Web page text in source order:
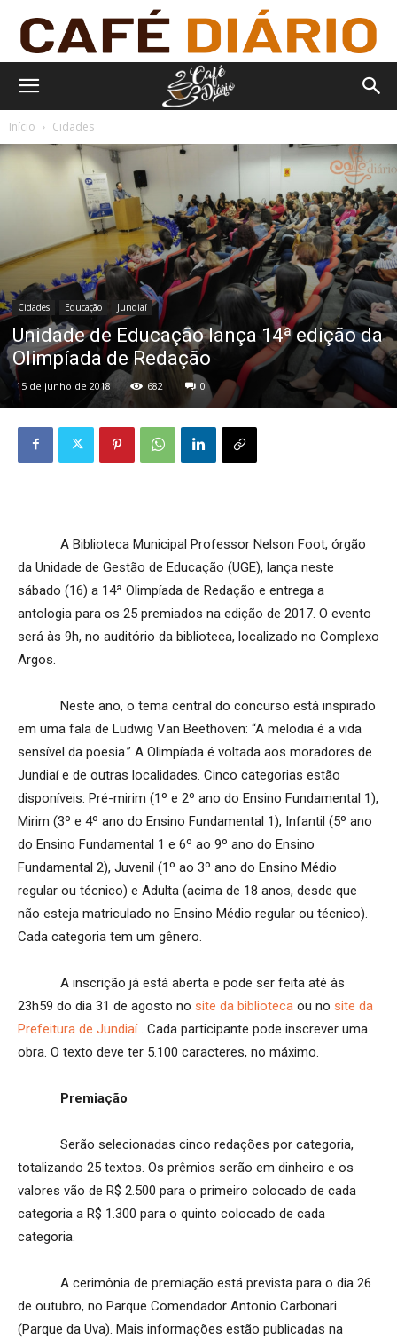
Início Cidades
Cidades Educação Jundiaí
Unidade de Educação lança 14ª edição da
Olimpíada de Redação
15 de junho de 2018 682 0
A Biblioteca Municipal Professor Nelson Foot, órgão
da Unidade de Gestão de Educação (UGE), lança neste
sábado (16) a 14ª Olimpíada de Redação e entrega a
antologia para os 25 premiados na edição de 2017. O evento
será às 9h, no auditório da biblioteca, localizado no Complexo
Argos.
Neste ano, o tema central do concurso está inspirado
em uma fala de Ludwig Van Beethoven: “A melodia é a vida
sensível da poesia.” A Olimpíada é voltada aos moradores de
Jundiaí e de outras localidades. Cinco categorias estão
disponíveis: Pré-mirim (1º e 2º ano do Ensino Fundamental 1),
Mirim (3º e 4º ano do Ensino Fundamental 1), Infantil (5º ano
do Ensino Fundamental 1 e 6º ao 9º ano do Ensino
Fundamental 2), Juvenil (1º ao 3º ano do Ensino Médio
regular ou técnico) e Adulta (acima de 18 anos, desde que
não esteja matriculado no Ensino Médio regular ou técnico).
Cada categoria tem um gênero.
A inscrição já está aberta e pode ser feita até às
23h59 do dia 31 de agosto no site da biblioteca ou no site da
Prefeitura de Jundiaí. Cada participante pode inscrever uma
obra. O texto deve ter 5.100 caracteres, no máximo.
Premiação
Serão selecionadas cinco redações por categoria,
totalizando 25 textos. Os prêmios serão em dinheiro e os
valores vão de R$ 2.500 para o primeiro colocado de cada
categoria a R$ 1.300 para o quinto colocado de cada
categoria.
A cerimônia de premiação está prevista para o dia 26
de outubro, no Parque Comendador Antonio Carbonari
(Parque da Uva). Mais informações estão publicadas na